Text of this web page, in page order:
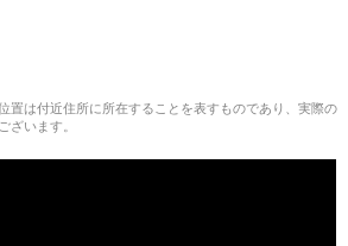
置は付近住所に所在することを表すものであり、実際の
ざいます。